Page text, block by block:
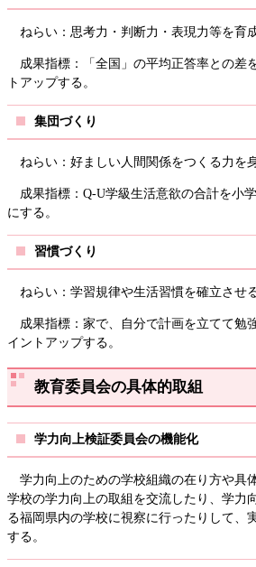
ねらい：思考力・判断力・表現力等を育成
成果指標：「全国」の平均正答率との差
トアップする。
集団づくり
ねらい：好ましい人間関係をつくる力を
成果指標：Q-U学級生活意欲の合計を小
にする。
習慣づくり
ねらい：学習規律や生活習慣を確立させる
成果指標：家で、自分で計画を立てて勉
イントアップする。
教育委員会の具体的取組
学力向上検証委員会の機能化
学力向上のための学校組織の在り方や具
学校の学力向上の取組を交流したり、学力
る福岡県内の学校に視察に行ったりして、
する。